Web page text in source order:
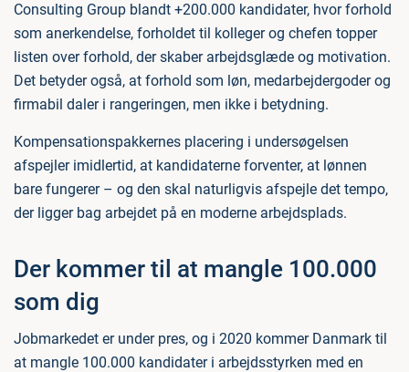
Consulting Group blandt +200.000 kandidater, hvor forhold
som anerkendelse, forholdet til kolleger og chefen topper
listen over forhold, der skaber arbejdsglæde og motivation.
Det betyder også, at forhold som løn, medarbejdergoder og
firmabil daler i rangeringen, men ikke i betydning.
Kompensationspakkernes placering i undersøgelsen
afspejler imidlertid, at kandidaterne forventer, at lønnen
bare fungerer – og den skal naturligvis afspejle det tempo,
der ligger bag arbejdet på en moderne arbejdsplads.
Der kommer til at mangle 100.000
som dig
Jobmarkedet er under pres, og i 2020 kommer Danmark til
at mangle 100.000 kandidater i arbejdsstyrken med en